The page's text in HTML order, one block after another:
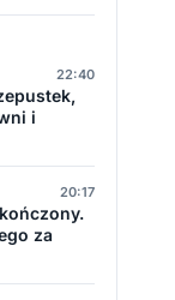
22:40
i
20:17
za